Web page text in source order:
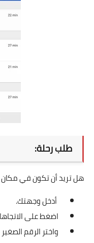
طلب رحلة:
هل تريد أن تكون في
أدخل وجهتك.
اضغط على
واختر الرقم